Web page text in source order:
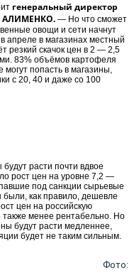
генеральный директор
АЛИМЕНКО. — Но что сможет
овощи и сети начнут
апреле в магазинах местный
резкий скачок цен в 2 — 2,5
83% объёмов картофеля
могут попасть в магазины,
с 20, 40 и даже со 100
расти почти вдвое
рост цен на уровне 7,2 —
под санкции сырьевые
как правило, дешевле
цен на российскую
также менее рентабельно. Но
будут расти медленнее,
будет не таким сильным.
Фото: